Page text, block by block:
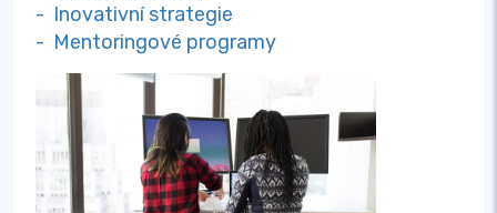
- Inovativní strategie
- Mentoringové programy